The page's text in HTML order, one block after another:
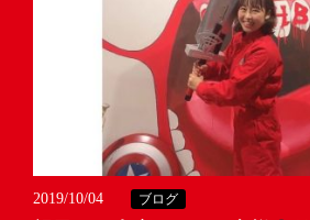
2019/10/04 ブログ